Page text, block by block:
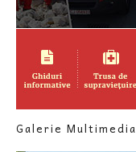
Galerie Multimedia